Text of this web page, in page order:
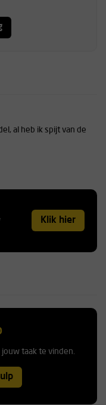
al heb ik spijt van de
Klik hier
taak te vinden.